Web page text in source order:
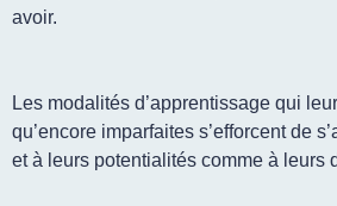
avoir.
Les modalités d’apprentissage qui
qu’encore imparfaites s’efforcent de
et à leurs potentialités comme à leurs